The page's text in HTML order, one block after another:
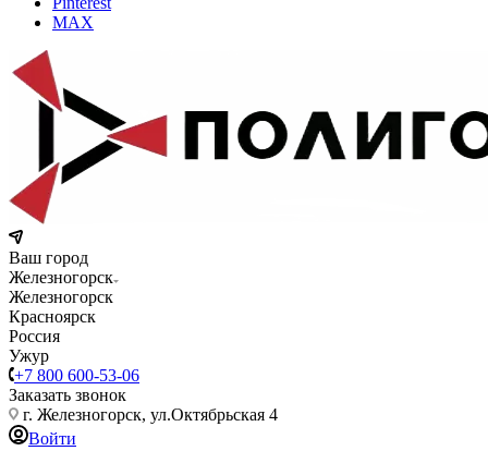
MAX
Ваш город
Железногорск
Железногорск
Красноярск
Россия
Ужур
+7 800 600-53-06
Заказать звонок
г. Железногорск, ул.Октябрьская 4
Войти